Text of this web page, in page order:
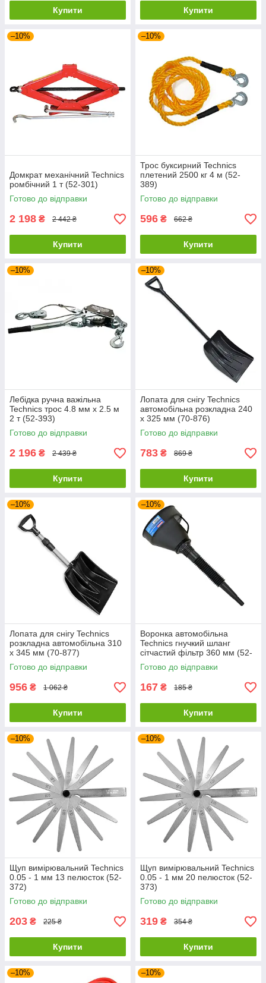
Купити Купити
–10%
Домкрат механічний Technics
ромбічний 1 т (52-301)
Готово до відправки
2 198 ₴ 2 442 ₴
Купити
–10%
Трос буксирний Technics
плетений 2500 кг 4 м (52-
389)
Готово до відправки
596 ₴ 662 ₴
Купити
–10%
Лебідка ручна важільна
Technics трос 4.8 мм х 2.5 м
2 т (52-393)
Готово до відправки
2 196 ₴ 2 439 ₴
Купити
–10%
Лопата для снігу Technics
автомобільна розкладна 240
х 325 мм (70-876)
Готово до відправки
783 ₴ 869 ₴
Купити
–10%
Лопата для снігу Technics
розкладна автомобільна 310
х 345 мм (70-877)
Готово до відправки
956 ₴ 1 062 ₴
Купити
–10%
Воронка автомобільна
Technics гнучкий шланг
сітчастий фільтр 360 мм (52-
370)
Готово до відправки
167 ₴ 185 ₴
Купити
–10%
Щуп вимірювальний Technics
0.05 - 1 мм 13 пелюсток (52-
372)
Готово до відправки
203 ₴ 225 ₴
Купити
–10%
Щуп вимірювальний Technics
0.05 - 1 мм 20 пелюсток (52-
373)
Готово до відправки
319 ₴ 354 ₴
Купити
–10% –10%